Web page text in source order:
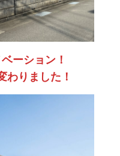
ーション！
わりました！